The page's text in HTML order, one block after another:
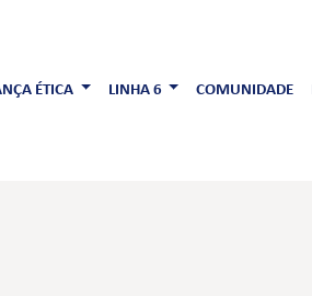
ÉTICA LINHA 6 COMUNIDADE